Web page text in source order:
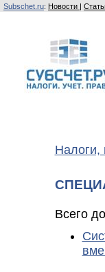
Subschet.ru: Новости |
Налоги,
Всего